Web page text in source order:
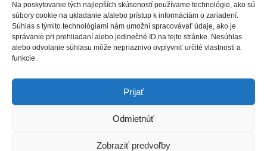
Na poskytovanie tých najlepších skúseností používame technológie, ako sú
súbory cookie na ukladanie a/alebo prístup k informáciám o zariadení.
Súhlas s týmito technológiami nám umožní spracovávať údaje, ako je
správanie pri prehliadaní alebo jedinečné ID na tejto stránke. Nesúhlas
alebo odvolanie súhlasu môže nepriaznivo ovplyvniť určité vlastnosti a
funkcie.
Prijať
Odmietnúť
Zobraziť predvoľby
ADROSKO
Stanovy OZ Ochrana osobných údajov
Zásady
používania súborov cookie (EÚ)
Vyhlásenie o ochrane
osobných údajov (EU)
SLEDUJTE NÁS